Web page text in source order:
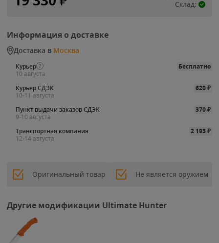
Склад:
Информация о доставке
Доставка в Москва
Курьер
Бесплатно
10 августа
Курьер СДЭК
620₽
10-11 августа
Пункт выдачи заказов СДЭК
370₽
9-10 августа
Транспортная компания
2 193₽
12-14 августа
Оригинальный товар Не является оружием
Другие модификации Ultimate Hunter